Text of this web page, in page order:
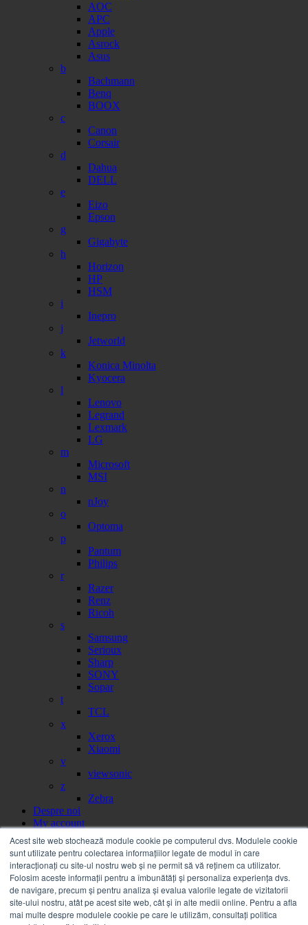
Acest site web stochează module cookie pe computerul dvs. Modulele cookie
sunt utilizate pentru colectarea informațiilor legate de modul în care
interacționați cu site-ul nostru web și ne permit să vă reținem ca utilizator.
Folosim aceste informații pentru a îmbunătăți și personaliza experiența dvs.
de navigare, precum și pentru analiza și evalua valorile legate de vizitatorii
site-ului nostru, atât pe acest site web, cât și în alte medii online. Pentru a afla
mai multe despre modulele cookie pe care le utilizăm, consultați politica
AOC
APC
Apple
Asrock
Asus
b
Bachmann
Benq
BOOX
c
Canon
Corsair
d
Dahua
DELL
e
Eizo
Epson
g
Gigabyte
h
Horizon
HP
HSM
i
Inepro
j
Jetworld
k
Konica Minolta
Kyocera
l
Lenovo
Legrand
Lexmark
LG
m
Microsoft
MSI
n
nJoy
o
Optoma
p
Pantum
Philips
r
Razer
Renz
Ricoh
s
Samsung
Serioux
Sharp
SONY
Sopar
t
TCL
x
Xerox
Xiaomi
v
viewsonic
z
Zebra
Despre noi
My account
Partener
Portal facturi
Sesizare
Citire contor
Help
Servicii
Service on call
Estico – Soluții de Print & IT pentru Companii